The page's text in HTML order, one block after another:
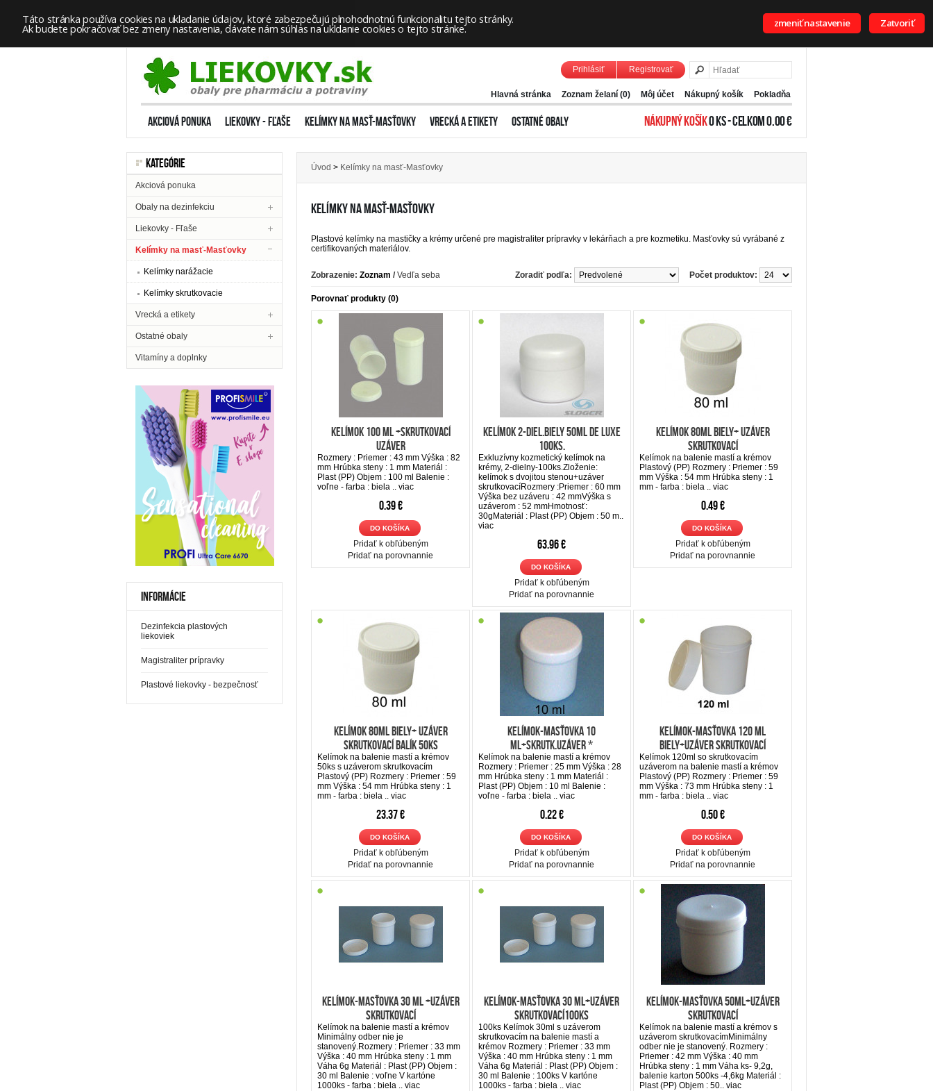
Táto stránka používa cookies na ukladanie údajov, ktoré zabezpečujú plnohodnotnú funkcionalitu tejto stránky.
Ak budete pokračovať bez zmeny nastavenia, dávate nám súhlas na ukldanie cookies o tejto stránke. Zatvoriť
zmeniť nastavenie
Prihlásiť Registrovať
Hlavná stránka Zoznam želaní (0) Môj účet Nákupný košík Pokladňa
AKCIOVÁ PONUKA LIEKOVKY - FĽAŠE KELÍMKY NA MASŤ-MASŤOVKY VRECKÁ A ETIKETY OSTATNÉ OBALY NÁKUPNÝ KOŠÍK0 KS - CELKOM 0.00 €
KATEGÓRIE
Akciová ponuka
Obaly na dezinfekciu
Liekovky - Fľaše
Kelímky na masť-Masťovky
Kelímky narážacie
Kelímky skrutkovacie
Vrecká a etikety
Ostatné obaly
Vitamíny a doplnky
INFORMÁCIE
Dezinfekcia plastových
liekoviek
Magistraliter prípravky
Plastové liekovky - bezpečnosť
Úvod > Kelímky na masť-Masťovky
KELÍMKY NA MASŤ-MASŤOVKY
Plastové kelímky na mastičky a krémy určené pre magistraliter prípravky v lekárňach a pre kozmetiku. Masťovky sú vyrábané z
certifikovaných materiálov.
Zobrazenie: Zoznam /Vedľa seba Počet produktov:
Zoradiť podľa:
Porovnať produkty (0)
Kelímok 100 ml +skrutkovací
uzáver
Rozmery : Priemer : 43 mm Výška : 82
mm Hrúbka steny : 1 mm Materiál :
Plast (PP) Objem : 100 ml Balenie :
voľne - farba : biela .. viac
0.39 €
DO KOŠÍKA
Pridať k obľúbeným
Pridať na porovnannie
Kelímok 2-diel.biely 50ml De LUXE
100ks.
Exkluzívny kozmetický kelímok na
krémy, 2-dielny-100ks.Zloženie:
kelímok s dvojitou stenou+uzáver
skrutkovacíRozmery :Priemer : 60 mm
Výška bez uzáveru : 42 mmVýška s
uzáverom : 52 mmHmotnosť:
30gMateriál : Plast (PP) Objem : 50 m..
viac
63.96 €
DO KOŠÍKA
Pridať k obľúbeným
Pridať na porovnannie
Kelímok 80ml biely+ uzáver
skrutkovací
Kelímok na balenie mastí a krémov
Plastový (PP) Rozmery : Priemer : 59
mm Výška : 54 mm Hrúbka steny : 1
mm - farba : biela .. viac
0.49 €
DO KOŠÍKA
Pridať k obľúbeným
Pridať na porovnannie
Kelímok 80ml biely+ uzáver
skrutkovací balík 50ks
Kelímok na balenie mastí a krémov
50ks s uzáverom skrutkovacím
Plastový (PP) Rozmery : Priemer : 59
mm Výška : 54 mm Hrúbka steny : 1
mm - farba : biela .. viac
23.37 €
DO KOŠÍKA
Pridať k obľúbeným
Pridať na porovnannie
Kelímok-Masťovka 10
ml+skrutk.uzáver *
Kelímok na balenie mastí a krémov
Rozmery : Priemer : 25 mm Výška : 28
mm Hrúbka steny : 1 mm Materiál :
Plast (PP) Objem : 10 ml Balenie :
voľne - farba : biela .. viac
0.22 €
DO KOŠÍKA
Pridať k obľúbeným
Pridať na porovnannie
Kelímok-Masťovka 120 ml
biely+uzáver skrutkovací
Kelímok 120ml so skrutkovacím
uzáverom na balenie mastí a krémov
Plastový (PP) Rozmery : Priemer : 59
mm Výška : 73 mm Hrúbka steny : 1
mm - farba : biela .. viac
0.50 €
DO KOŠÍKA
Pridať k obľúbeným
Pridať na porovnannie
Kelímok-Masťovka 30 ml +uzáver
skrutkovací
Kelímok na balenie mastí a krémov
Minimálny odber nie je
stanovený.Rozmery : Priemer : 33 mm
Výška : 40 mm Hrúbka steny : 1 mm
Váha 6g Materiál : Plast (PP) Objem :
30 ml Balenie : voľne V kartóne
1000ks - farba : biela .. viac
Kelímok-Masťovka 30 ml+uzáver
skrutkovací100ks
100ks Kelímok 30ml s uzáverom
skrutkovacím na balenie mastí a
krémov Rozmery : Priemer : 33 mm
Výška : 40 mm Hrúbka steny : 1 mm
Váha 6g Materiál : Plast (PP) Objem :
30 ml Balenie : 100ks V kartóne
1000ks - farba : biela .. viac
Kelímok-Masťovka 50ml+uzáver
skrutkovací
Kelímok na balenie mastí a krémov s
uzáverom skrutkovacímMinimálny
odber nie je stanovený. Rozmery :
Priemer : 42 mm Výška : 40 mm
Hrúbka steny : 1 mm Váha ks- 9,2g,
balenie karton 500ks -4,6kg Materiál :
Plast (PP) Objem : 50.. viac